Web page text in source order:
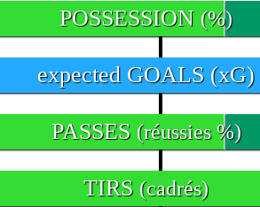
POSSESSION (%)
expected GOALS (xG)
PASSES (réussies %)
TIRS (cadrés)